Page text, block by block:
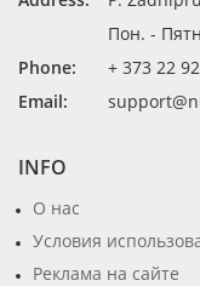
Пон. -
Phone:
+ 373 22
Email:
INFO
О нас
Условия
Реклама на сайте